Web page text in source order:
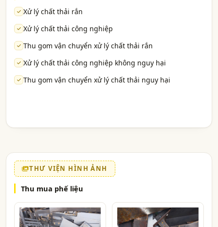
Xử lý chất thải rắn
Xử lý chất thải công nghiệp
Thu gom vận chuyển xử lý chất thải rắn
Xử lý chất thải công nghiệp không nguy hại
Thu gom vận chuyển xử lý chất thải nguy hại
THƯ VIỆN HÌNH ẢNH
Thu mua phế liệu